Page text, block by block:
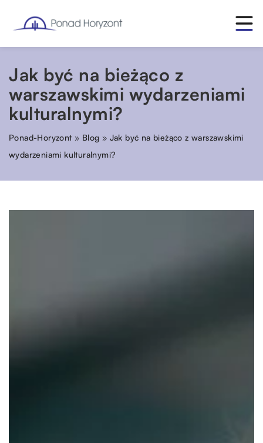
Jak być na bieżąco z
warszawskimi wydarzeniami
kulturalnymi?
Ponad-Horyzont» Blog » Jak być na bieżąco z warszawskimi
wydarzeniami kulturalnymi?